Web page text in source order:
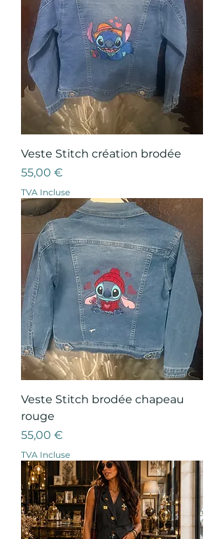
Veste Stitch création brodée
Prix
55,00 €
TVA Incluse
Veste Stitch brodée chapeau
rouge
Prix
55,00 €
TVA Incluse